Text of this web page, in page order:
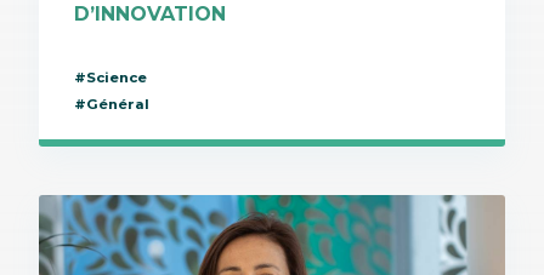
D’INNOVATION
#Science
#Général